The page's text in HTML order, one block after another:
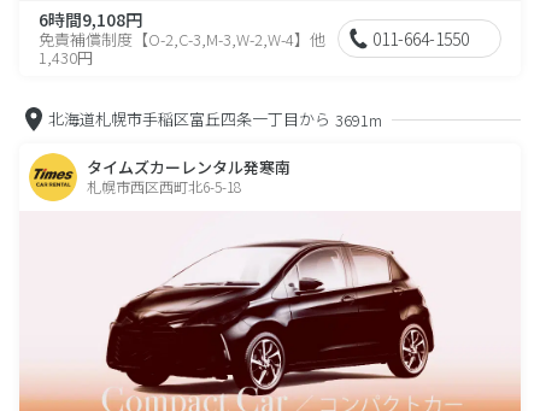
6時間9,108円
免責補償制度【O-2,C-3,M-3,W-2,W-4】他
1,430円
011-664-1550
北海道札幌市手稲区富丘四条一丁目から 3691m
タイムズカーレンタル発寒南
札幌市西区西町北6-5-18